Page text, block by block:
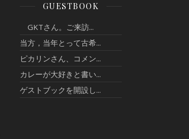
GUESTBOOK
GKTさん。ご来訪...
当方，当年とって古希...
ピカリンさん、コメン...
カレーが大好きと書い...
ゲストブックを開設し...